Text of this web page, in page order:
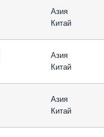
Азия
Китай
Азия
Китай
Азия
Китай